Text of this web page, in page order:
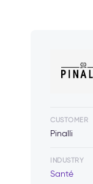
CUSTOMER
Pinalli
INDUSTRY
Santé